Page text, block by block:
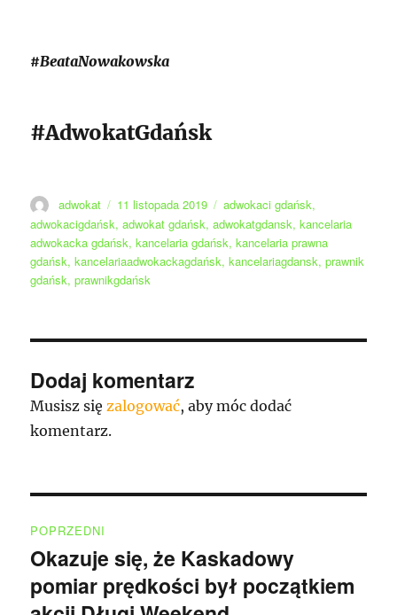
#BeataNowakowska
#AdwokatGdańsk
Autor
adwokat
Data
publikacji
11 listopada 2019 Tagi
adwokaci gdańsk,
adwokacigdańsk,adwokat gdańsk,adwokatgdansk,kancelaria
adwokacka gdańsk,kancelaria gdańsk,kancelaria prawna
gdańsk,kancelariaadwokackagdańsk,kancelariagdansk,prawnik
gdańsk,prawnikgdańsk
Dodaj komentarz
Musisz się zalogować, aby móc dodać
komentarz.
wpisu
POPRZEDNI
Poprzedni
wpis:
Okazuje się, że Kaskadowy
pomiar prędkości był początkiem